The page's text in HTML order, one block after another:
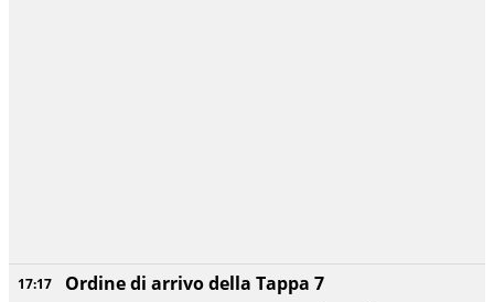
17:17
Ordine di arrivo della Tappa 7